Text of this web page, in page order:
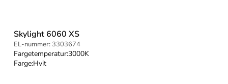
Skylight 6060 XS
EL-nummer: 3303674
Fargetemperatur:3000K
Farge:Hvit